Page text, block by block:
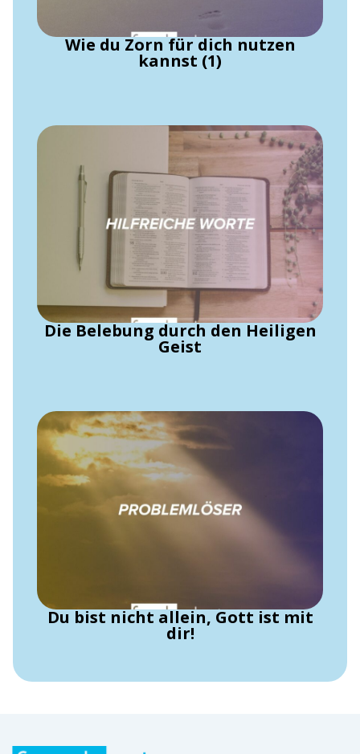
Wie du Zorn für dich nutzen
kannst (1)
Die Belebung durch den Heiligen
Geist
Du bist nicht allein, Gott ist mit
dir!